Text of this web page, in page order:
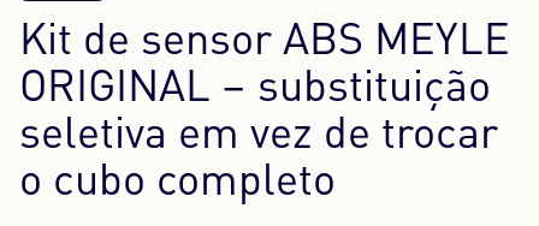
Imprensa
Carreira
Boletim informativo
Língua: Português
Kit de sensor ABS MEYLE
ORIGINAL – substituição
seletiva em vez de trocar
o cubo completo